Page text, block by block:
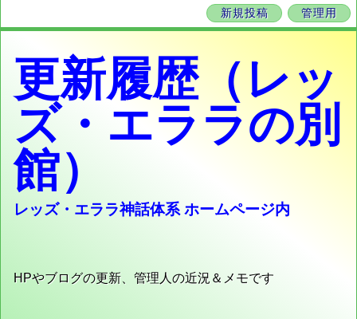
新規投稿 管理用
更新履歴（レッ
ズ・エララの別
館）
レッズ・エララ神話体系 ホームページ内
HPやブログの更新、管理人の近況＆メモです